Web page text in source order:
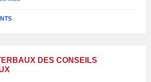
DES CONSEILS